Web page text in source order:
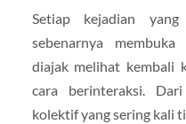
Setiap kejadian
sebenarnya
diajak melihat kembali
cara berinteraksi.
kolektif yang sering kali